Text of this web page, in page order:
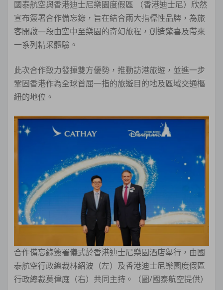
國泰航空與香港迪士尼樂園度假區 （香港迪士尼）欣然
宣布簽署合作備忘錄，旨在結合兩大指標性品牌，為旅
客開啟一段由空中至樂園的奇幻旅程，創造驚喜及帶來
一系列精采體驗。
此次合作致力發揮雙方優勢，推動訪港旅遊，並進一步
鞏固香港作為全球首屈一指的旅遊目的地及區域交通樞
紐的地位。
合作備忘錄簽署儀式於香港迪士尼樂園酒店舉行，由國
泰航空行政總裁林紹波（左）及香港迪士尼樂園度假區
行政總裁莫偉庭（右）共同主持。（圖/國泰航空提供）